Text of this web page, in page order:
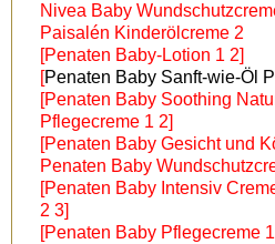
Nivea Baby
Paisalén Kinderölcreme 2
[Penaten Baby-Lotion 1 2]
[Penaten Baby Sanft-wie-Öl
[Penaten Baby Soothing
Pflegecreme 1 2]
[Penaten Baby Gesicht und
Penaten Baby
[Penaten Baby Intensiv
2 3]
[Penaten Baby Pflegecreme